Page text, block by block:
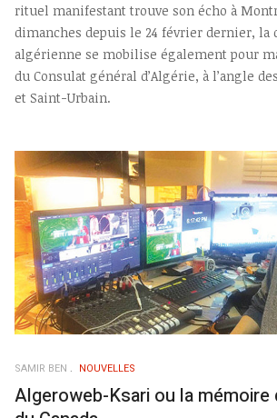
rituel manifestant trouve son écho à
dimanches depuis le 24 février dernier, la
algérienne se mobilise également pour
du Consulat général d’Algérie, à l’angle
et Saint-Urbain.
SAMIR BEN NOUVELLES
Algeroweb-Ksari ou la mémoire